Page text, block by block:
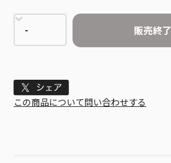
販売終了
Tweet
この商品について問い合わせする